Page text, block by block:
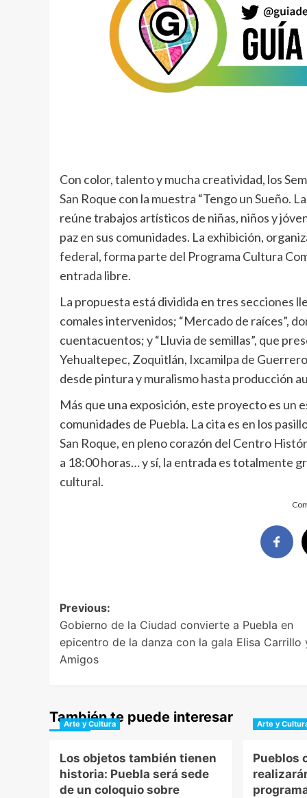
Con color, talento y mucha creatividad, los
San Roque con la muestra “Tengo un Sueño.
reúne trabajos artísticos de niñas, niños y
paz en sus comunidades. La exhibición,
federal, forma parte del Programa Cultura
entrada libre.
La propuesta está dividida en tres secciones
comales intervenidos; “Mercado de raíces”,
cuentacuentos; y “Lluvia de semillas”, que
Yehualtepec, Zoquitlán, Ixcamilpa de
desde pintura y muralismo hasta producción
Más que una exposición, este proyecto es un
comunidades de Puebla. La cita es en los
San Roque, en pleno corazón del Centro
a 18:00 horas… y sí, la entrada es totalmente
cultural.
Post
navigation
Previous:
Gobierno de la Ciudad convierte a Puebla en
epicentro de la danza con la gala Elisa Carrillo
Amigos
También te puede interesar
Arte y Cultura
Los objetos también tienen
historia: Puebla será sede
de un coloquio sobre
Arte y
Pueblos